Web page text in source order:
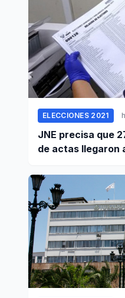
ELECCIONES 2021
JNE precisa que
de actas llegaron